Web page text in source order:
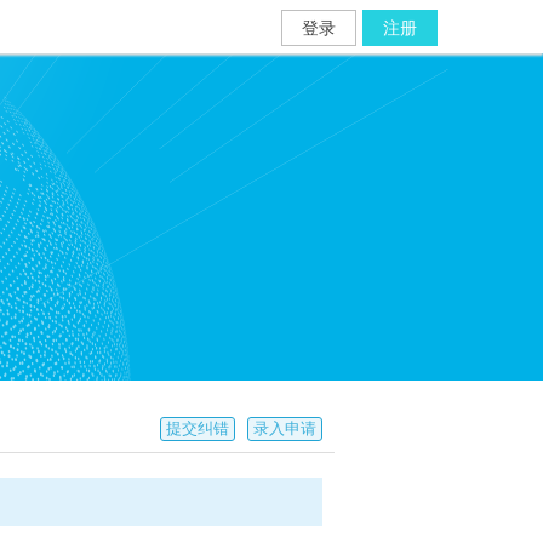
登录 注册
提交纠错 录入申请